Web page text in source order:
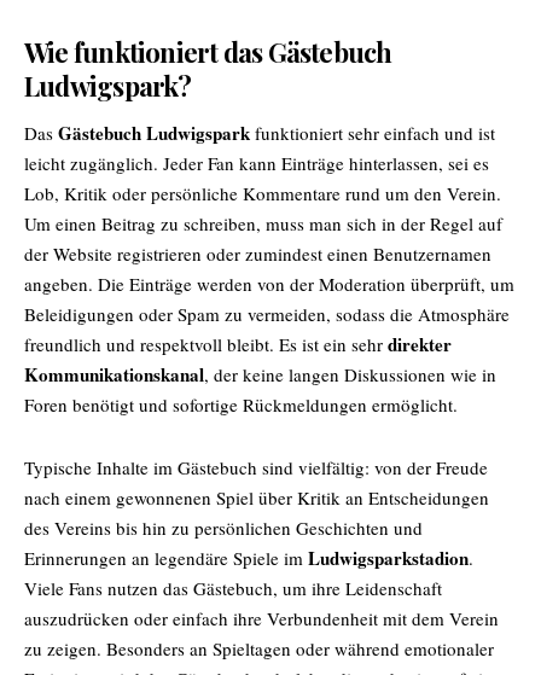
Wie funktioniert das Gästebuch
Ludwigspark?
Das Gästebuch Ludwigspark funktioniert sehr einfach und ist
leicht zugänglich. Jeder Fan kann Einträge hinterlassen, sei es
Lob, Kritik oder persönliche Kommentare rund um den Verein.
Um einen Beitrag zu schreiben, muss man sich in der Regel auf
der Website registrieren oder zumindest einen Benutzernamen
angeben. Die Einträge werden von der Moderation überprüft, um
Beleidigungen oder Spam zu vermeiden, sodass die Atmosphäre
freundlich und respektvoll bleibt. Es ist ein sehr direkter
Kommunikationskanal, der keine langen Diskussionen wie in
Foren benötigt und sofortige Rückmeldungen ermöglicht.
Typische Inhalte im Gästebuch sind vielfältig: von der Freude
nach einem gewonnenen Spiel über Kritik an Entscheidungen
des Vereins bis hin zu persönlichen Geschichten und
Erinnerungen an legendäre Spiele im Ludwigsparkstadion.
Viele Fans nutzen das Gästebuch, um ihre Leidenschaft
auszudrücken oder einfach ihre Verbundenheit mit dem Verein
zu zeigen. Besonders an Spieltagen oder während emotionaler